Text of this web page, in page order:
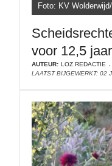
Foto: KV
voor 12,5
AUTEUR: LOZ REDACTIE
LAATST BIJGEWERKT: 02